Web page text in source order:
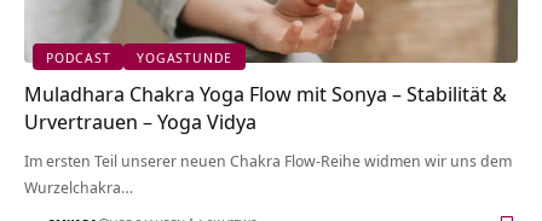
PODCAST YOGASTUNDE
Muladhara Chakra Yoga Flow mit Sonya – Stabilität &
Urvertrauen – Yoga Vidya
Im ersten Teil unserer neuen Chakra Flow-Reihe widmen wir uns dem
Wurzelchakra…